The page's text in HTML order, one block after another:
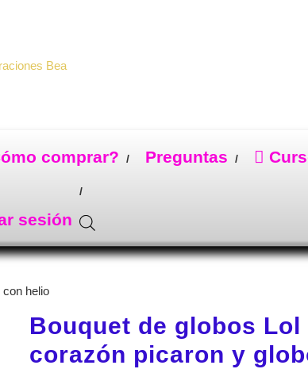
comprar? Preguntas
sesión
helio
Bouquet de globos Lol
corazón picaron y